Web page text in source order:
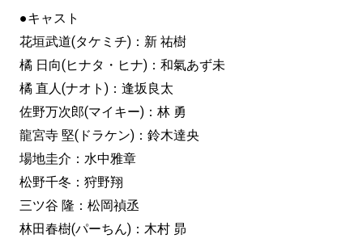
●キャスト
花垣武道(タケミチ)：新 祐樹
橘 日向(ヒナタ・ヒナ)：和氣あず未
橘 直人(ナオト)：逢坂良太
佐野万次郎(マイキー)：林 勇
龍宮寺 堅(ドラケン)：鈴木達央
場地圭介：水中雅章
松野千冬：狩野翔
三ツ谷 隆：松岡禎丞
林田春樹(パーちん)：木村 昴